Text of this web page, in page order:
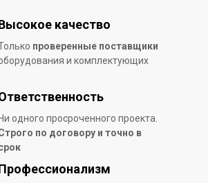
Ни одного просроченного проекта.
по договору и точно в
проверенные поставщики
и комплектующих
качество